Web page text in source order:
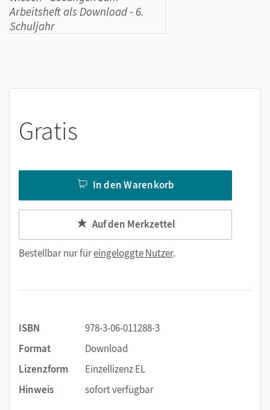
Gratis
In den Warenkorb
Auf den Merkzettel
Bestellbar nur füreingeloggte Nutzer.
ISBN
978-3-06-011288-3
Format
Download
Lizenzform
Einzellizenz EL
Hinweis
sofort verfügbar